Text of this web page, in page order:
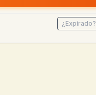
¿Expirado?